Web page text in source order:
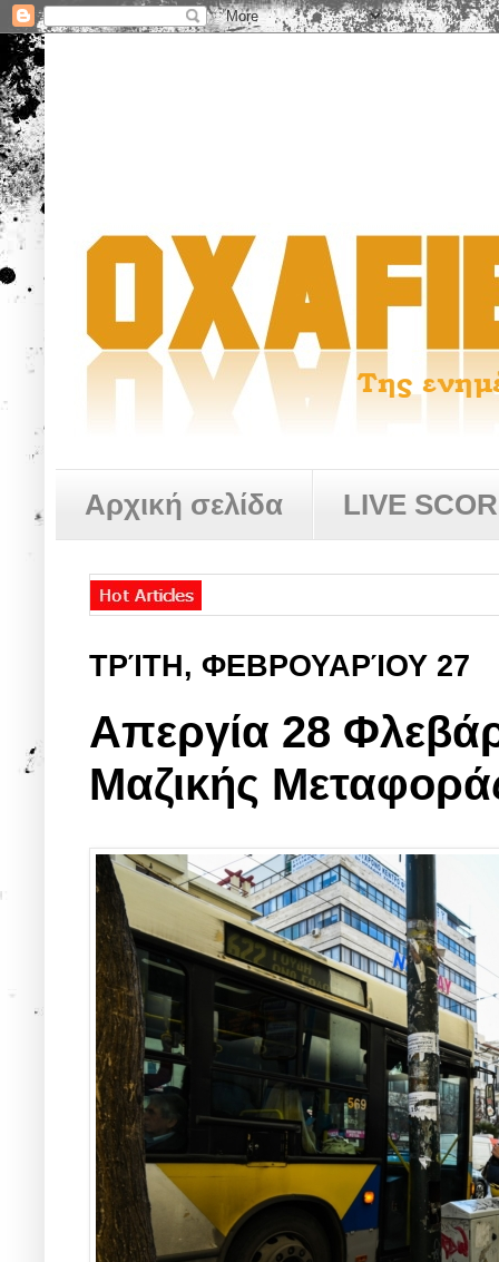
Αρχική σελίδα LIVE
ΤΡΊΤΗ, ΦΕΒΡΟΥΑΡΊΟΥ 27
Απεργία 28
Μαζικής